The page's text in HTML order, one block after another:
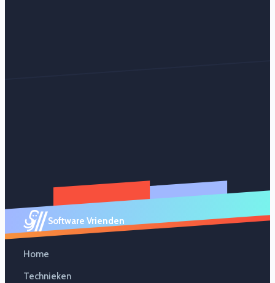
Software Vrienden
Home
Technieken